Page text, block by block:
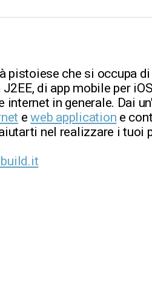
pistoiese che si occupa
di app mobile per
in generale. Dai
eweb application e
nel realizzare i tuoi